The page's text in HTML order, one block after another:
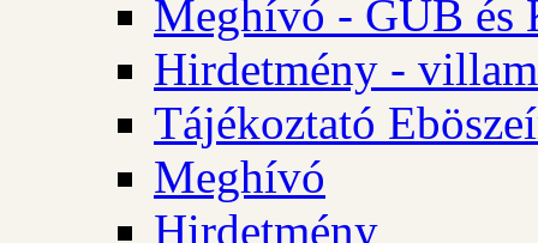
Meghívó - GÜB és
Hirdetmény -
Tájékoztató
Meghívó
Hirdetmény